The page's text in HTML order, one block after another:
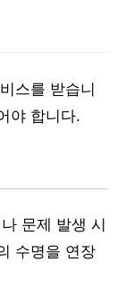
스를 받습니
야 합니다.
문제 발생 시
수명을 연장